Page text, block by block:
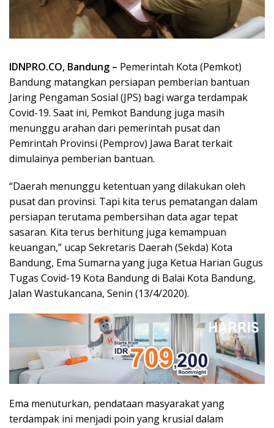
IDNPRO.CO, Bandung – Pemerintah Kota (Pemkot)
Bandung matangkan persiapan pemberian bantuan
Jaring Pengaman Sosial (JPS) bagi warga terdampak
Covid-19. Saat ini, Pemkot Bandung juga masih
menunggu arahan dari pemerintah pusat dan
Pemrintah Provinsi (Pemprov) Jawa Barat terkait
dimulainya pemberian bantuan.
“Daerah menunggu ketentuan yang dilakukan oleh
pusat dan provinsi. Tapi kita terus pematangan dalam
persiapan terutama pembersihan data agar tepat
sasaran. Kita terus berhitung juga kemampuan
keuangan,” ucap Sekretaris Daerah (Sekda) Kota
Bandung, Ema Sumarna yang juga Ketua Harian Gugus
Tugas Covid-19 Kota Bandung di Balai Kota Bandung,
Jalan Wastukancana, Senin (13/4/2020).
Ema menuturkan, pendataan masyarakat yang
terdampak ini menjadi poin yang krusial dalam